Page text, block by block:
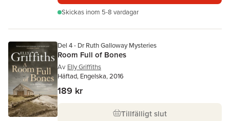
Skickas inom 5-8 vardagar
Del 4 - Dr Ruth Galloway Mysteries
Room Full of Bones
Av Elly Griffiths
Häftad, Engelska, 2016
189 kr
Tillfälligt slut